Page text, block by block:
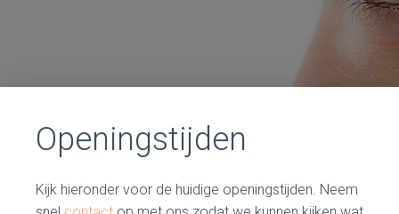
W
I
Openingstijden
Kijk hieronder voor de huidige openingstijden. Neem